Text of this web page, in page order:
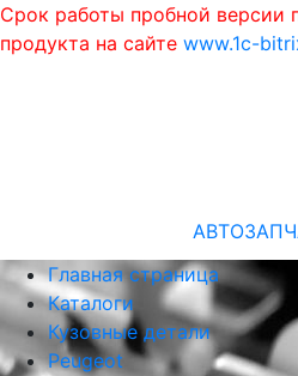
Срок работы пробной версии
продукта на сайте www.1c-
Главная страница
Каталоги
Кузовные детали
Peugeot